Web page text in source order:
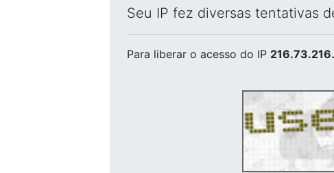
Seu IP fez diversas tentativas
Para liberar o acesso do IP